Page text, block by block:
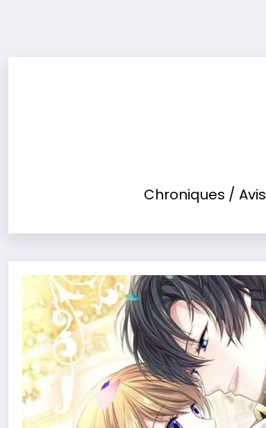
Chroniques / Avis